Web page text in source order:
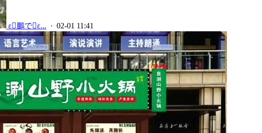
 ε鵬でε... · 02-01 11:41